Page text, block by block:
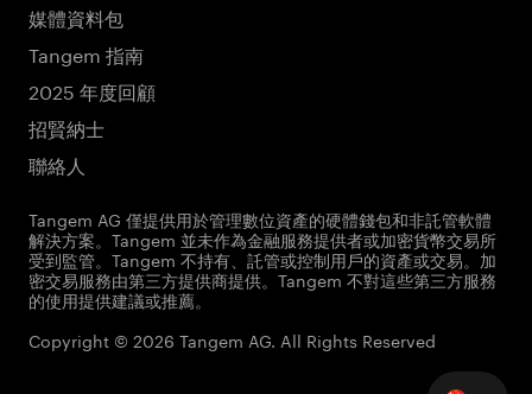
媒體資料包
Tangem 指南
2025 年度回顧
招賢納士
聯絡人
Tangem AG 僅提供用於管理數位資產的硬體錢包和非託管軟體
解決方案。Tangem 並未作為金融服務提供者或加密貨幣交易所
受到監管。Tangem 不持有、託管或控制用戶的資產或交易。加
密交易服務由第三方提供商提供。Tangem 不對這些第三方服務
的使用提供建議或推薦。